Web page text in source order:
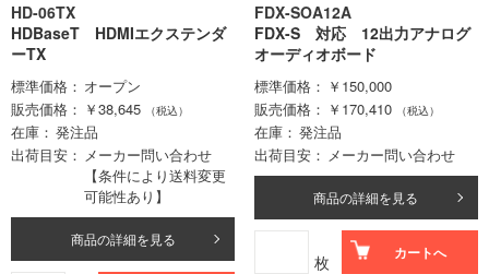
HD-06TX
HDBaseT HDMIエクステンダ
ーTX
標準価格
オープン
販売価格
￥38,645 （税込）
在庫
発注品
出荷目安
メーカー問い合わせ
【条件により送料変更
可能性あり】
商品の詳細を見る
FDX-SOA12A
FDX-S 対応 12出力アナログ
オーディオボード
標準価格
￥150,000
販売価格
￥170,410 （税込）
在庫
発注品
出荷目安
メーカー問い合わせ
商品の詳細を見る
枚 カートへ